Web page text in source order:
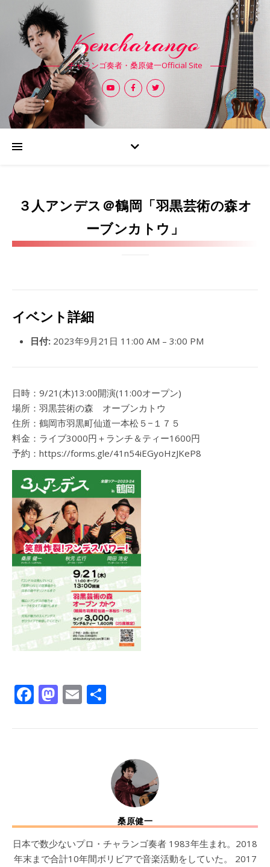
Kencharango
チャランゴ奏者・桑原健一Official Site
３人アンデス＠鶴岡「羽黒芸術の森オ
ーブンカトウ」
イベント詳細
日付: 2023年9月21日 11:00 AM – 3:00 PM
日時：9/21(木)13:00開演(11:00オープン)
場所：羽黒芸術の森 オーブンカトウ
住所：鶴岡市羽黒町仙道一本松５−１７５
料金：ライブ3000円＋ランチ＆ティー1600円
予約：https://forms.gle/41n54iEGyoHzJKeP8
Facebook
Mastodon
Email
桑原健一
日本で数少ないプロ・チャランゴ奏者 1983年生まれ。2018
年末まで合計10年間ボリビアで音楽活動をしていた。 2017